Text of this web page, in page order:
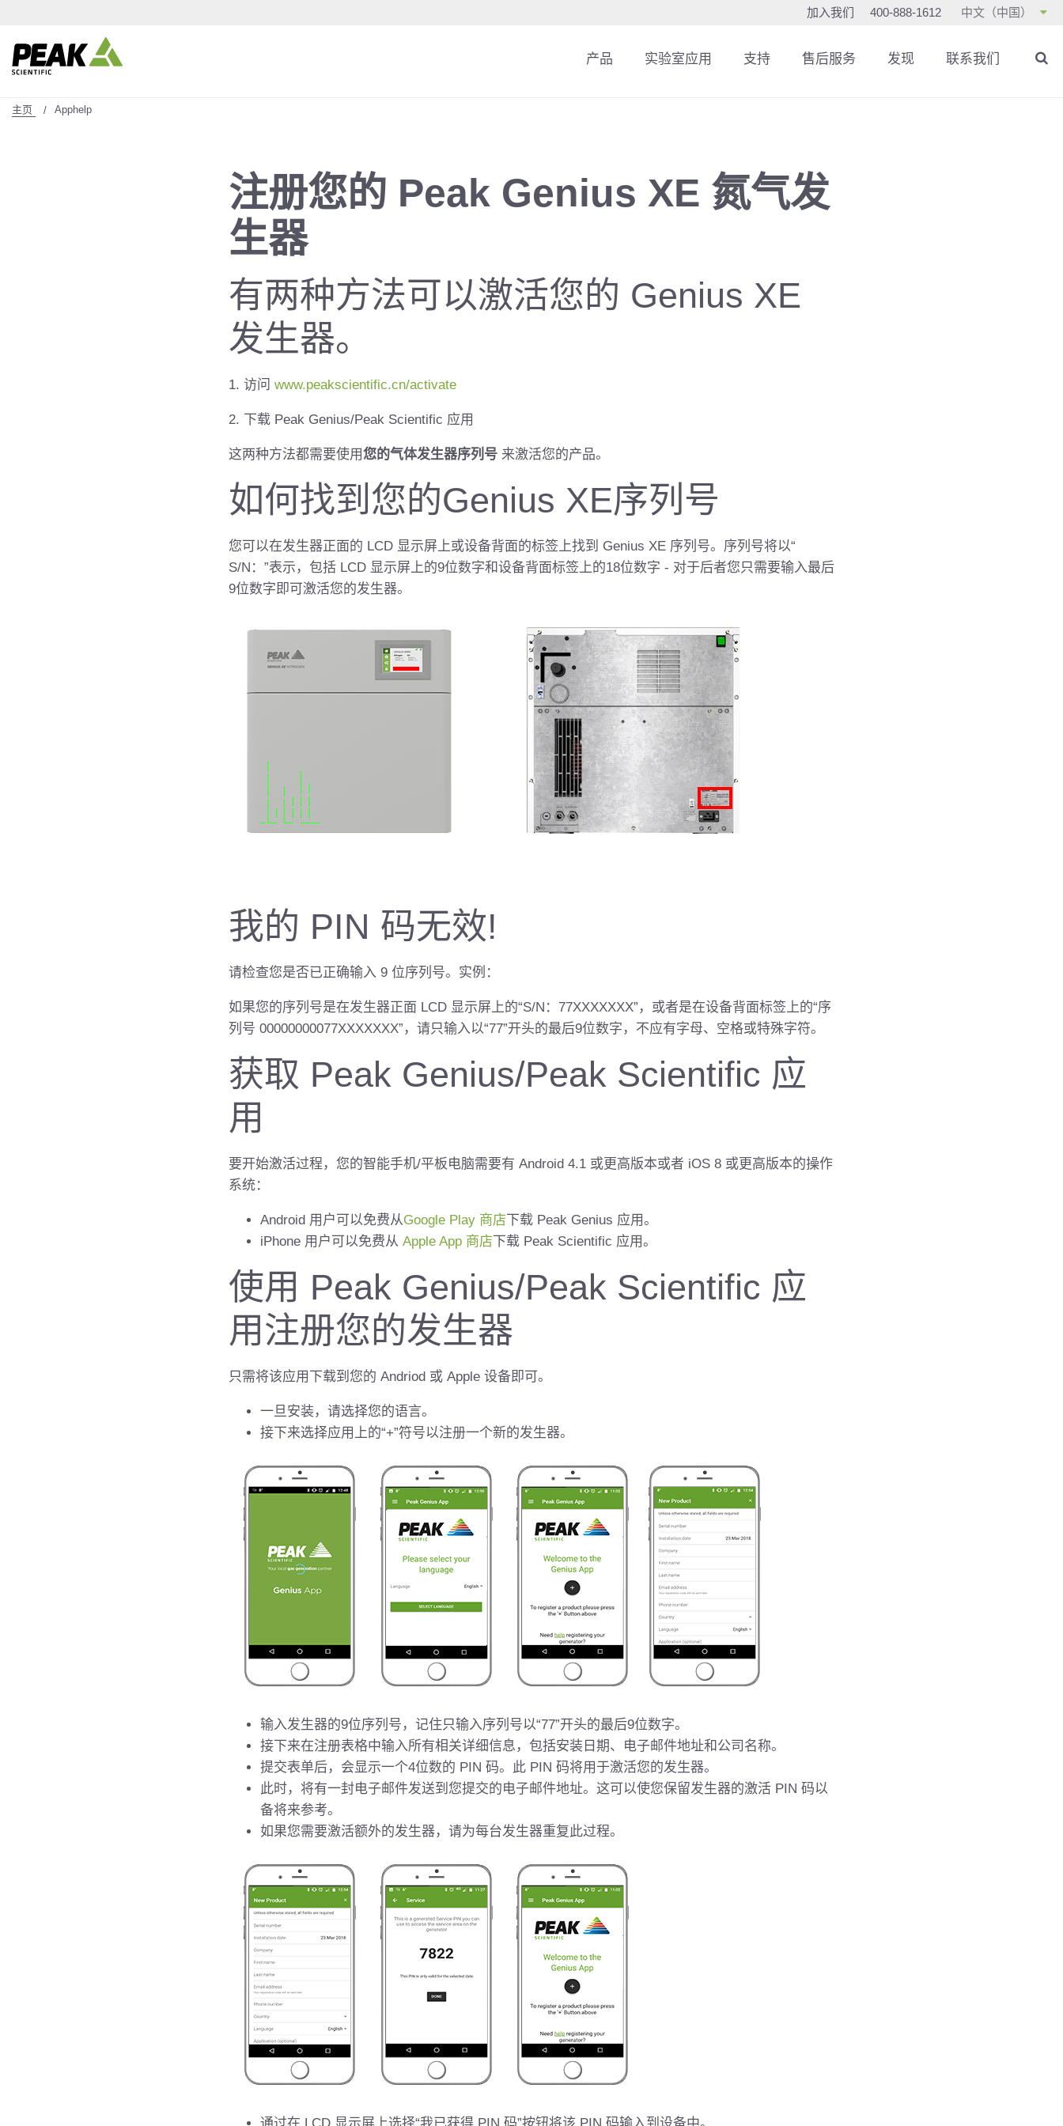
加入我们 400-888-1612 中文（中国）
产品 实验室应用 支持 售后服务 发现 联系我们
主页 Apphelp
注册您的 Peak Genius XE 氮气发
生器
有两种方法可以激活您的 Genius XE
发生器。
1. 访问 www.peakscientific.cn/activate
2. 下载 Peak Genius/Peak Scientific 应用
这两种方法都需要使用您的气体发生器序列号来激活您的产品。
如何找到您的Genius XE序列号
您可以在发生器正面的 LCD 显示屏上或设备背面的标签上找到 Genius XE 序列号。序列号将以“
S/N：”表示，包括 LCD 显示屏上的9位数字和设备背面标签上的18位数字 - 对于后者您只需要输入最后
9位数字即可激活您的发生器。
我的 PIN 码无效!
请检查您是否已正确输入 9 位序列号。实例：
如果您的序列号是在发生器正面 LCD 显示屏上的“S/N：77XXXXXXX”，或者是在设备背面标签上的“序
列号 00000000077XXXXXXX”，请只输入以“77”开头的最后9位数字，不应有字母、空格或特殊字符。
获取 Peak Genius/Peak Scientific 应
用
要开始激活过程，您的智能手机/平板电脑需要有 Android 4.1 或更高版本或者 iOS 8 或更高版本的操作
系统：
Android 用户可以免费从Google Play 商店下载 Peak Genius 应用。
iPhone 用户可以免费从 Apple App 商店下载 Peak Scientific 应用。
使用 Peak Genius/Peak Scientific 应
用注册您的发生器
只需将该应用下载到您的 Andriod 或 Apple 设备即可。
一旦安装，请选择您的语言。
接下来选择应用上的“+”符号以注册一个新的发生器。
输入发生器的9位序列号，记住只输入序列号以“77”开头的最后9位数字。
接下来在注册表格中输入所有相关详细信息，包括安装日期、电子邮件地址和公司名称。
提交表单后，会显示一个4位数的 PIN 码。此 PIN 码将用于激活您的发生器。
此时，将有一封电子邮件发送到您提交的电子邮件地址。这可以使您保留发生器的激活 PIN 码以
备将来参考。
如果您需要激活额外的发生器，请为每台发生器重复此过程。